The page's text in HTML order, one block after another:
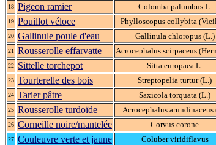
18 Pigeon ramier Colomba palumbus L.
19 Pouillot véloce Phylloscopus collybita
20 Gallinule poule d'eau Gallinula chloropus (L.)
21 Rousserolle effarvatte Acrocephalus scirpaceus
22 Sittelle torchepot Sitta europaea L.
23 Tourterelle des bois Streptopelia turtur (L.)
24 Tarier pâtre Saxicola torquata (L.)
25 Rousserolle turdoïde Acrocephalus arundinaceus
26 Corneille noire/mantelée Corvus corone
27 Couleuvre verte et jaune Coluber viridiflavus